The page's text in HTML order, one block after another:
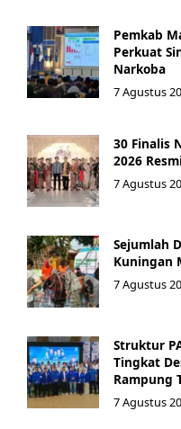
Pemkab
Perkuat
Narkoba
7 Agustus
30 Finalis
2026
7 Agustus
Sejumlah
Kuningan
7 Agustus
Struktur
Tingkat
Rampung
7 Agustus